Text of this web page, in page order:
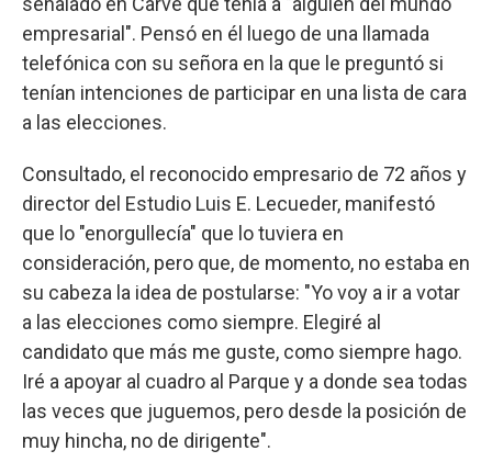
empresarial". Pensó en él luego de una llamada
telefónica con su señora en la que le preguntó si
tenían intenciones de participar en una lista de cara
a las elecciones.
Consultado, el reconocido empresario de 72 años y
director del Estudio Luis E. Lecueder, manifestó
que lo "enorgullecía" que lo tuviera en
consideración, pero que, de momento, no estaba en
su cabeza la idea de postularse: "Yo voy a ir a votar
a las elecciones como siempre. Elegiré al
candidato que más me guste, como siempre hago.
Iré a apoyar al cuadro al Parque y a donde sea todas
las veces que juguemos, pero desde la posición de
muy hincha, no de dirigente".